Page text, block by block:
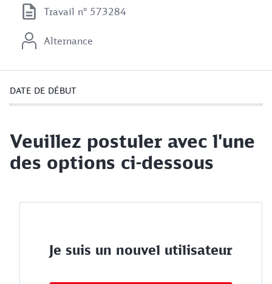
Travail n° 573284
Alternance
DATE DE DÉBUT
Veuillez postuler avec l'une
des options ci-dessous
Je suis un nouvel utilisateur